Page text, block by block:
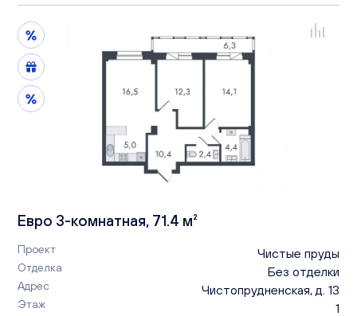
Евро 3-комнатная, 71.4 м²
Проект Чистые пруды
Отделка Без отделки
Адрес Чистопрудненская, д. 13
Этаж 1